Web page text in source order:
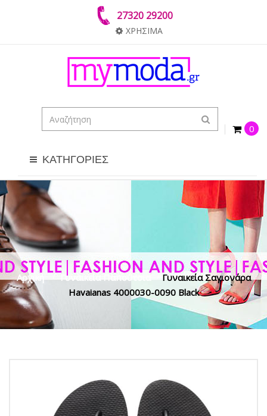
27320 29200
ΧΡΗΣΙΜΑ
0
ΚΑΤΗΓΟΡΙΕΣ
Αρχική > Γυναικεία Παπούτσια > Γυναικεία Σαγιονάρα
Havaianas 4000030-0090 Black